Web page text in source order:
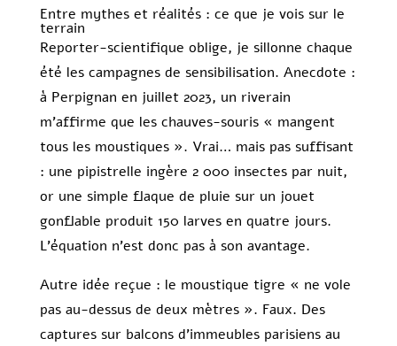
Entre mythes et réalités : ce que je vois sur le
terrain
Reporter-scientifique oblige, je sillonne chaque
été les campagnes de sensibilisation. Anecdote :
à Perpignan en juillet 2023, un riverain
m’affirme que les chauves-souris « mangent
tous les moustiques ». Vrai… mais pas suffisant
: une pipistrelle ingère 2 000 insectes par nuit,
or une simple flaque de pluie sur un jouet
gonflable produit 150 larves en quatre jours.
L’équation n’est donc pas à son avantage.
Autre idée reçue : le moustique tigre « ne vole
pas au-dessus de deux mètres ». Faux. Des
captures sur balcons d’immeubles parisiens au